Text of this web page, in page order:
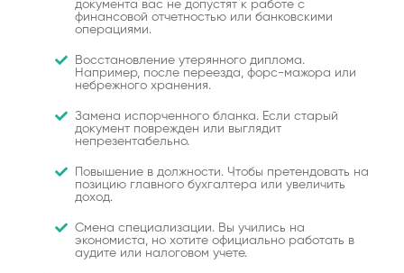
документа вас не допустят к работе с
финансовой отчетностью или банковскими
операциями.
Восстановление утерянного диплома.
Например, после переезда, форс-мажора или
небрежного хранения.
Замена испорченного бланка. Если старый
документ поврежден или выглядит
непрезентабельно.
Повышение в должности. Чтобы претендовать на
позицию главного бухгалтера или увеличить
доход.
Смена специализации. Вы учились на
экономиста, но хотите официально работать в
аудите или налоговом учете.